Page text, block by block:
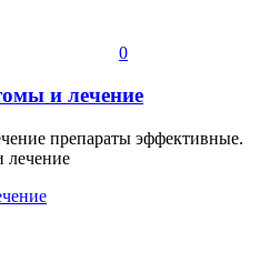
0
и лечение
препараты эффективные.
лечение